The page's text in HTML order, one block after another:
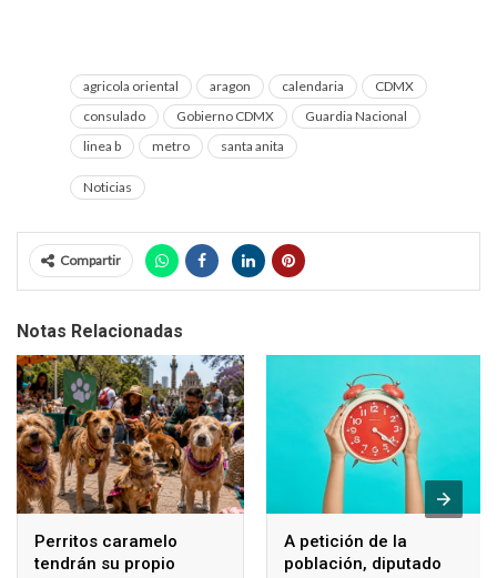
agricola oriental aragon calendaria
CDMX
consulado
Gobierno CDMX
Guardia Nacional
linea b
metro santa anita
Noticias
Compartir
Notas Relacionadas
Perritos caramelo
tendrán su propio
A petición de la
población, diputado